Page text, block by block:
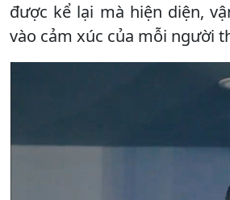
được kể lại mà hiện diện,
vào cảm xúc của mỗi người